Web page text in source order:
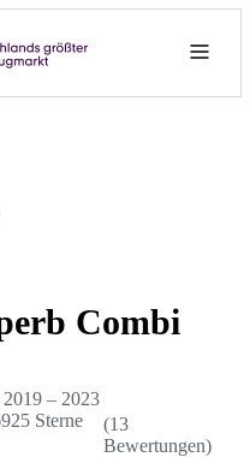
Combi
2019– 2023
Sterne
(13
Bewertungen)